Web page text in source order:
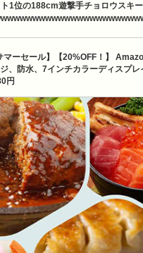
1位の188cm遊撃手チョロウスキ
ーセール】【20%OFF！】
、防水、7インチカラーディスプレ
円